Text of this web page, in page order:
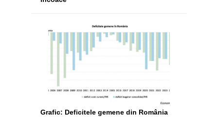
Grafic: Deficitele gemene din România